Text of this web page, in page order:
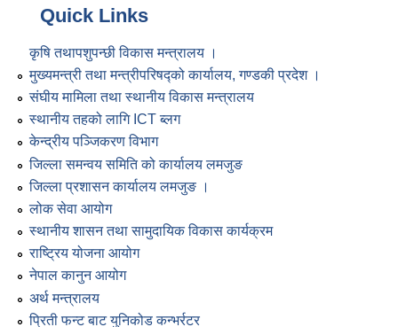
Quick Links
कृषि तथापशुपन्छी विकास मन्त्रालय ।
मुख्यमन्त्री तथा मन्त्रीपरिषद्को कार्यालय, गण्डकी प्रदेश ।
संघीय मामिला तथा स्थानीय विकास मन्त्रालय
स्थानीय तहको लागि ICT ब्लग
केन्द्रीय पञ्जिकरण विभाग
जिल्ला समन्वय समिति को कार्यालय लमजुङ
जिल्ला प्रशासन कार्यालय लमजुङ ।
लोक सेवा आयोग
स्थानीय शासन तथा सामुदायिक विकास कार्यक्रम
राष्ट्रिय योजना आयोग
नेपाल कानुन आयोग
अर्थ मन्त्रालय
प्रिती फन्ट बाट युनिकोड कन्भर्रटर